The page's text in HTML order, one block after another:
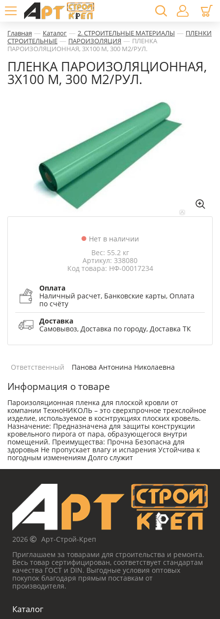
Главная — Каталог — 2. СТРОИТЕЛЬНЫЕ МАТЕРИАЛЫ — ПЛЕНКИ
СТРОИТЕЛЬНЫЕ — ПАРОИЗОЛЯЦИЯ — ПЛЕНКА
ПАРОИЗОЛЯЦИОННАЯ, 3X100 М, 300 М2/РУЛ.
ПЛЕНКА ПАРОИЗОЛЯЦИОННАЯ,
3X100 М, 300 М2/РУЛ.
Нет в наличии
Вес: 55.2 кг
Артикул: 338080
Код товара: НФ-00017234
Оплата
Наличный расчет, Банковские карты, Оплата
по счёту
Доставка
Самовывоз, Доставка по городу, Доставка ТК
Ответственный Панова Антонина Николаевна
Информация о товаре
Пароизоляционная пленка для плоской кровли от
компании ТехноНИКОЛЬ – это сверхпрочное трехслойное
изделие, используемое в коснтрукциях плоских кровель.
Назначение: Предназначена для защиты конструкции
кровельного пирога от пара, образующегося внутри
помещений. Преимущества: Прочна Безопасна для
здоровья Не пропускает влагу и испарения Устойчива к
погодным изменениям Долго служит
2026
Арт-Строй-Креп
Приглашаем за товарами для строительства и ремонта.
Весь товар сертифицирован, соответствует стандартам
качества ГОСТ и DIN. Выгодные условия оптовых
покупок благодаря прямым поставкам от
производителя.
Каталог